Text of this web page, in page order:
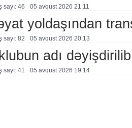
sayı: 46 05 avqust 2026 21:11
yoldaşından
sayı: 82 05 avqust 2026 20:13
adı dəyişdirilib
sayı: 41 05 avqust 2026 19:14